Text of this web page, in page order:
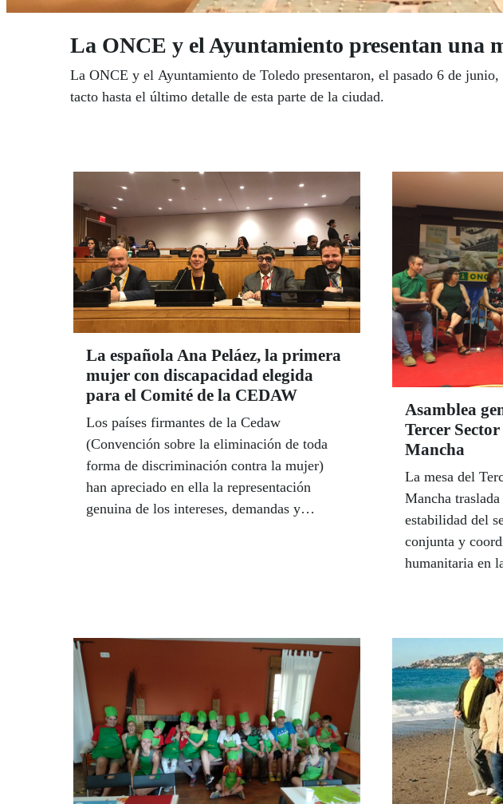
La ONCE y el Ayuntamiento presentan una
La ONCE y el Ayuntamiento de Toledo presentaron, el pasado 6 de
tacto hasta el último detalle de esta parte de la ciudad.
La española Ana Peláez, la primera
mujer con discapacidad elegida
para el Comité de la CEDAW
Los países firmantes de la Cedaw
(Convención sobre la eliminación de toda
forma de discriminación contra la mujer)
han apreciado en ella la representación
genuina de los intereses, demandas y
Asamblea
Tercer
Mancha
La mesa del
Mancha
estabilidad del
conjunta y
humanitaria en